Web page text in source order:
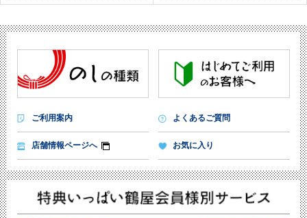
ご利用案内 よくあるご質問
店舗情報ページへ お気に入り